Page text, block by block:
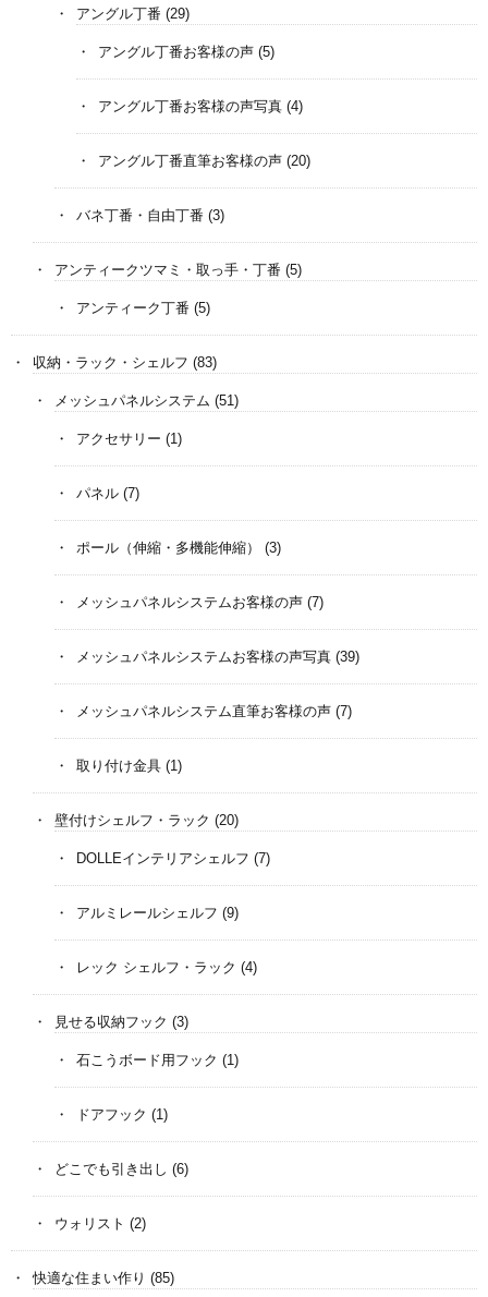
アングル丁番 (29)
アングル丁番お客様の声 (5)
アングル丁番お客様の声写真 (4)
アングル丁番直筆お客様の声 (20)
バネ丁番・自由丁番 (3)
アンティークツマミ・取っ手・丁番 (5)
アンティーク丁番 (5)
収納・ラック・シェルフ (83)
メッシュパネルシステム (51)
アクセサリー (1)
パネル (7)
ポール（伸縮・多機能伸縮） (3)
メッシュパネルシステムお客様の声 (7)
メッシュパネルシステムお客様の声写真 (39)
メッシュパネルシステム直筆お客様の声 (7)
取り付け金具 (1)
壁付けシェルフ・ラック (20)
DOLLEインテリアシェルフ (7)
アルミレールシェルフ (9)
レック シェルフ・ラック (4)
見せる収納フック (3)
石こうボード用フック (1)
ドアフック (1)
どこでも引き出し (6)
ウォリスト (2)
快適な住まい作り (85)